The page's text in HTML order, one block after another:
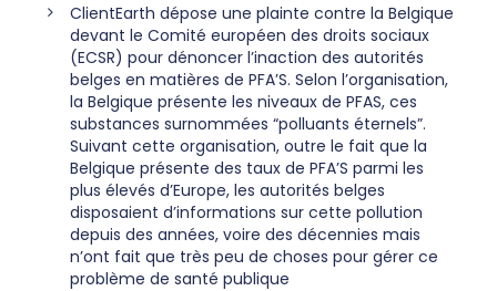
ClientEarth dépose une plainte contre la Belgique
devant le Comité européen des droits sociaux
(ECSR) pour dénoncer l’inaction des autorités
belges en matières de PFA’S. Selon l’organisation,
la Belgique présente les niveaux de PFAS, ces
substances surnommées “polluants éternels”.
Suivant cette organisation, outre le fait que la
Belgique présente des taux de PFA’S parmi les
plus élevés d’Europe, les autorités belges
disposaient d’informations sur cette pollution
depuis des années, voire des décennies mais
n’ont fait que très peu de choses pour gérer ce
problème de santé publique